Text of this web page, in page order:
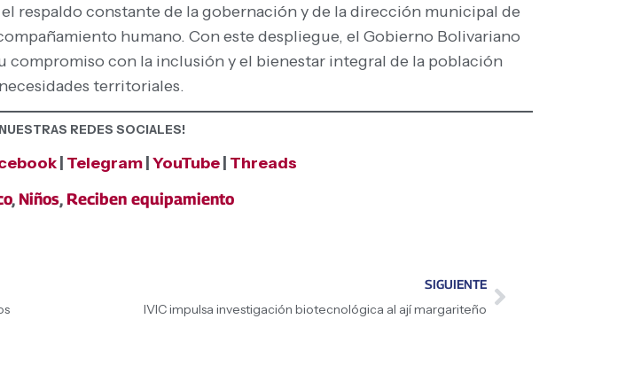
respaldo constante de la gobernación y de la dirección municipal de
humano. Con este despliegue, el Gobierno Bolivariano
compromiso con la inclusión y el bienestar integral de la población
territoriales.
REDES SOCIALES!
Telegram YouTube Threads
, Niños, Reciben equipamiento
SIGUIENTE
IVIC impulsa investigación biotecnológica al ají margariteño